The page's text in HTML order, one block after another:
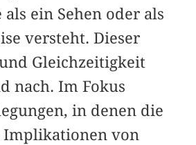
ein Sehen oder als
versteht. Dieser
Gleichzeitigkeit
nach. Im Fokus
in denen die
Implikationen von